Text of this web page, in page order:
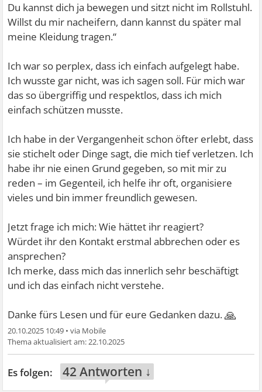
Du kannst dich ja bewegen und sitzt nicht im Rollstuhl.
Willst du mir nacheifern, dann kannst du später mal
meine Kleidung tragen.“
Ich war so perplex, dass ich einfach aufgelegt habe.
Ich wusste gar nicht, was ich sagen soll. Für mich war
das so übergriffig und respektlos, dass ich mich
einfach schützen musste.
Ich habe in der Vergangenheit schon öfter erlebt, dass
sie stichelt oder Dinge sagt, die mich tief verletzen. Ich
habe ihr nie einen Grund gegeben, so mit mir zu
reden – im Gegenteil, ich helfe ihr oft, organisiere
vieles und bin immer freundlich gewesen.
Jetzt frage ich mich: Wie hättet ihr reagiert?
Würdet ihr den Kontakt erstmal abbrechen oder es
ansprechen?
Ich merke, dass mich das innerlich sehr beschäftigt
und ich das einfach nicht verstehe.
Danke fürs Lesen und für eure Gedanken dazu.🙏
20.10.2025 10:49 •
22.10.2025
42 Antworten ↓